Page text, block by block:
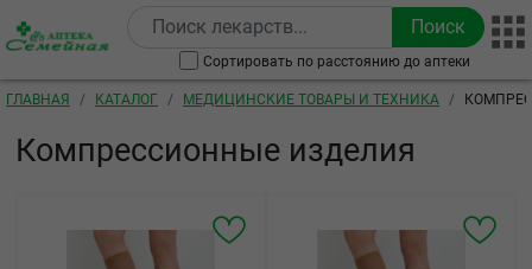
Сортировать по расстоянию до аптеки
Строка навигации
ГЛАВНАЯ КАТАЛОГ МЕДИЦИНСКИЕ ТОВАРЫ И ТЕХНИКА
Компрессионные изделия